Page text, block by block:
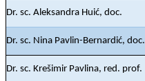
Dr. sc. Aleksandra Huić, doc.
Dr. sc. Nina Pavlin-Bernardić, doc.
Dr. sc. Krešimir Pavlina, red. prof.